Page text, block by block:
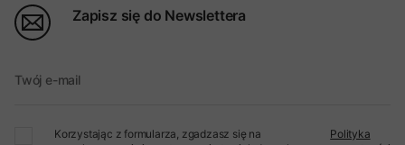
Zapisz się do Newslettera
Twój e-mail
Korzystając z formularza, zgadzasz się na
Polityka